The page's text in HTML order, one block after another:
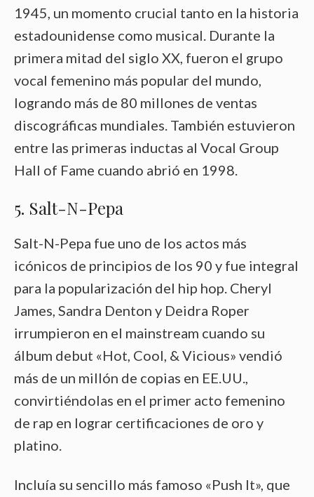
1945, un momento crucial tanto en la historia
estadounidense como musical. Durante la
primera mitad del siglo XX, fueron el grupo
vocal femenino más popular del mundo,
logrando más de 80 millones de ventas
discográficas mundiales. También estuvieron
entre las primeras inductas al Vocal Group
Hall of Fame cuando abrió en 1998.
5. Salt-N-Pepa
Salt-N-Pepa fue uno de los actos más
icónicos de principios de los 90 y fue integral
para la popularización del hip hop. Cheryl
James, Sandra Denton y Deidra Roper
irrumpieron en el mainstream cuando su
álbum debut «Hot, Cool, & Vicious» vendió
más de un millón de copias en EE.UU.,
convirtiéndolas en el primer acto femenino
de rap en lograr certificaciones de oro y
platino.
Incluía su sencillo más famoso «Push It», que